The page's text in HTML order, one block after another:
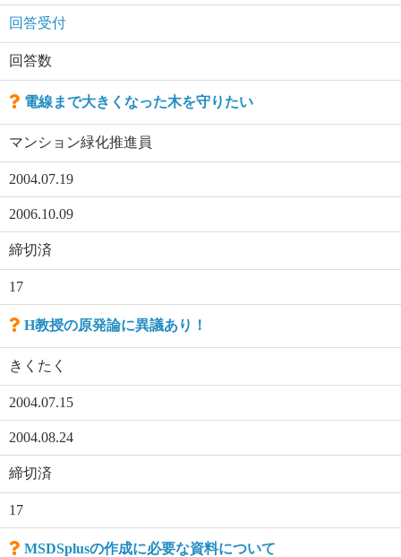
回答受付
回答数
電線まで大きくなった木を守りたい
マンション緑化推進員
2004.07.19
2006.10.09
締切済
17
H教授の原発論に異議あり！
きくたく
2004.07.15
2004.08.24
締切済
17
MSDSplusの作成に必要な資料について